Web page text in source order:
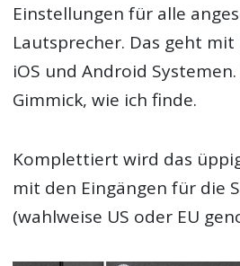
Einstellungen für alle
Lautsprecher. Das geht mit
iOS und Android
Gimmick, wie ich finde.
Komplettiert wird das
mit den Eingängen für die
(wahlweise US oder EU